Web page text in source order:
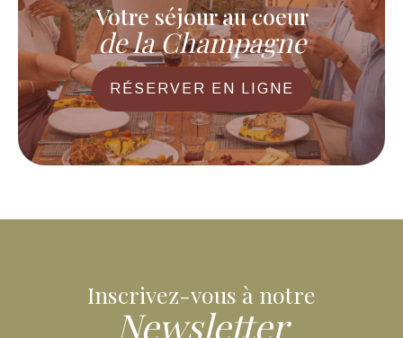
Votre séjour au coeur
de la Champagne
RÉSERVER EN LIGNE
Inscrivez-vous à notre
Newsletter